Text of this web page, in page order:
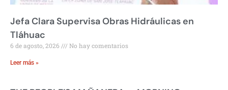
Jefa Clara Supervisa Obras Hidráulicas en
Tláhuac
6 de agosto, 2026 No hay comentarios
Leer más »